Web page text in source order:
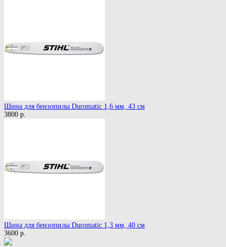
Шина для бензопилы Duromatic 1,6 мм, 43 см
3800 р.
Шина для бензопилы Duromatic 1,3 мм, 40 см
3600 р.